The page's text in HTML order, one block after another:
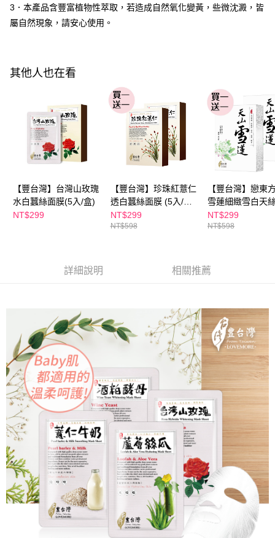
結帳頁面，進行簡訊認證並確認金額後，即可完成結帳。
２．訂單成立數日內，您將收到繳費通知簡訊。
３．收到繳費通知簡訊後14天內，點擊此簡訊中的連結，可透過四大超商／
後付繳納相關費用。
是否繳費成功／繳費後需取消欲退款等相關疑問，請聯繫「AFTEE先享後付
客戶支援中心」https://netprotections.freshdesk.com/support/home
【注意事項】
１．透過由恩沛科技股份有限公司提供之「AFTEE先享後付」服務完成之交
易，需依本服務之必要範圍內提供個人資料，並將交易相關給付款項請求債
權轉讓予恩沛科技股份有限公司。
https://aftee.tw/terms/#terms3
３．未成年的使用者請事先徵得法定代理人或監護人之同意方可使用
「AFTEE先享後付」，若未經同意申辦者引起之損失，本公司不負相關責
任。
４．使用「AFTEE先享後付」時，將依據個別帳號之用戶狀況，依本公司即
恩沛科技股份有限公司將有權停止該用戶之使用額度並採取法律行動。
付款後全家取貨
每筆NT$100，滿NT$600(含以上)免運費
每筆NT$100，滿NT$600(含以上)免運費
7-11付款取貨
每筆NT$100，滿NT$600(含以上)免運費
付款後7-11取貨
宅配
每筆NT$100，滿NT$600(含以上)免運費
3．本產品含豐富植物性萃取，若造成自然氧化變黃，些微沈澱，皆
屬自然現象，請安心使用。
其他人也在看
【豐台灣】台灣山玫瑰
水白蠶絲面膜(5入/盒)
NT$299
【豐台灣】珍珠紅薏仁
透白蠶絲面膜 (5入/盒)
(買一送一)
NT$299
NT$598
【豐台灣】戀東
雪蓮細緻雪白天
(5入/盒)(買一送
NT$299
NT$598
詳細說明 相關推薦